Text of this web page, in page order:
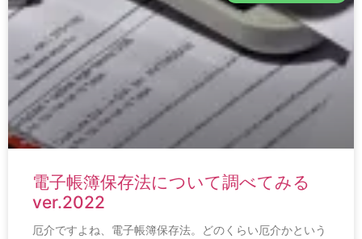
電子帳簿保存法について調べてみる
ver.2022
厄介ですよね、電子帳簿保存法。どのくらい厄介かという